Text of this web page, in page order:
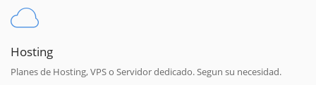
Hosting
Planes de Hosting, VPS o Servidor dedicado. Segun su necesidad.